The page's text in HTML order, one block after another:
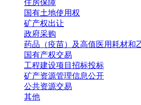
住房保障
国有土地使用权
矿产权出让
政府采购
药品（疫苗）及高值医用耗材和
国有产权交易
工程建设项目招标投标
矿产资源管理信息公开
公共资源交易
其他